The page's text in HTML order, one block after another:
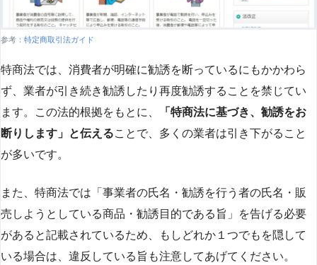
参考： 特定商取引法ガイド
特商法では、消費者が明確に勧誘を断っているにもかかわら
ず、業者が引き続き勧誘したり再度勧誘することを禁じてい
ます。この法的根拠をもとに、
「特商法に基づき、勧誘をお
断りします」と伝えることで、多くの業者は引き下がること
が多いです​​。
また、特商法では「事業者の氏名・勧誘を行う者の氏名・販
売しようとしている商品・勧誘目的である旨」を告げる必要
があると記載されているため、もしどれか１つでもを隠して
いる場合は、違反している旨も注意してあげてください。